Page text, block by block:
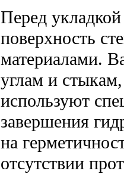
Перед
поверхность
материалами.
углам и
используют
завершения
на
отсутствии